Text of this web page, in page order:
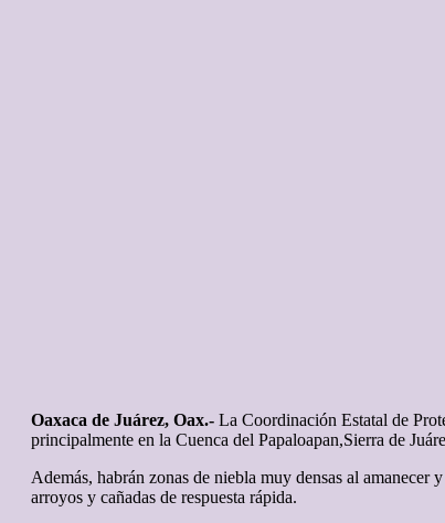
Oaxaca de Juárez, Oax.- La Coordinación Estatal de
principalmente en la Cuenca del Papaloapan,Sierra de
Además, habrán zonas de niebla muy densas al amanecer
arroyos y cañadas de respuesta rápida.